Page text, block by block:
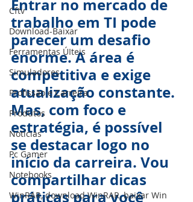
Cftv
Download-Baixar
Ferramentas ÚIteis
Simuladores
Profissão e Carreira
Produtos
Notícias
Pc Gamer
Notebooks
WinRAR, download WinRAR, baixar Win
Entrar no mercado de
trabalho em TI pode
parecer um desafio
enorme. A área é
competitiva e exige
atualização constante.
Mas, com foco e
estratégia, é possível
se destacar logo no
início da carreira. Vou
compartilhar dicas
práticas para você